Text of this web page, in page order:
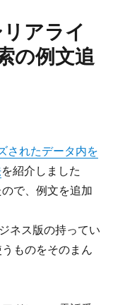
アライ
の例文追
されたデータ内を
を紹介しました
で、例文を追加
ス版の持ってい
ものをそのまん